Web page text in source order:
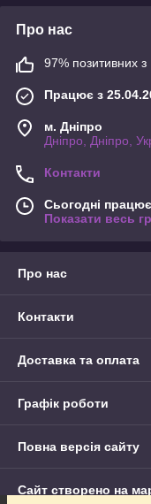
Про нас
97% позитивних з
Працює з
м. Дніпро
Дніпро, Дніпро,
Контакти
Сьогодні
Показати весь
Про нас
Контакти
Доставка та оплата
Графік роботи
Повна версія сайту
Сайт створено на